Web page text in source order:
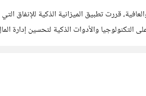
قررت تطبيق الميزانية الذكية